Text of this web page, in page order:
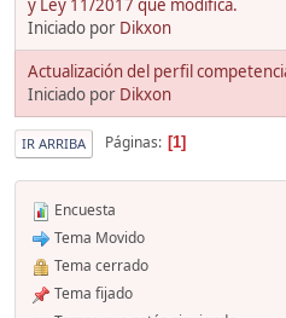
y Ley 11/2017 que modifica.
Iniciado por Dikxon
Actualización del perfil
Iniciado por Dikxon
IR ARRIBA Páginas 1
Encuesta
Tema Movido
Tema cerrado
Tema fijado